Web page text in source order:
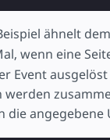
ähnelt dem
wenn eine
Event
werden
die angegebene